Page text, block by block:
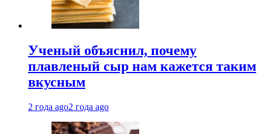
Ученый объяснил, почему
плавленый сыр нам кажется таким
вкусным
2 года ago2 года ago